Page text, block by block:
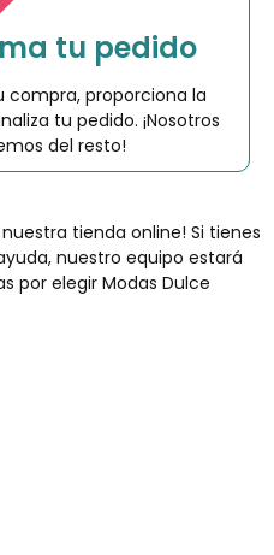
tu pedido
compra, proporciona la
tu pedido. ¡Nosotros
del resto!
tienda online! Si tienes
nuestro equipo estará
por elegir Modas Dulce